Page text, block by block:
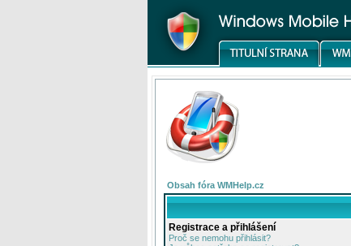
Obsah fóra WMHelp.cz
Registrace a přihlášení
Proč se nemohu přihlásit?